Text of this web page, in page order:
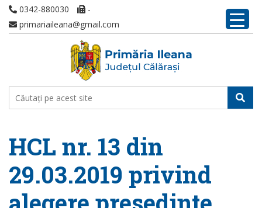
0342-880030
-
primariaileana@gmail.com
HCL nr. 13 din
29.03.2019 privind